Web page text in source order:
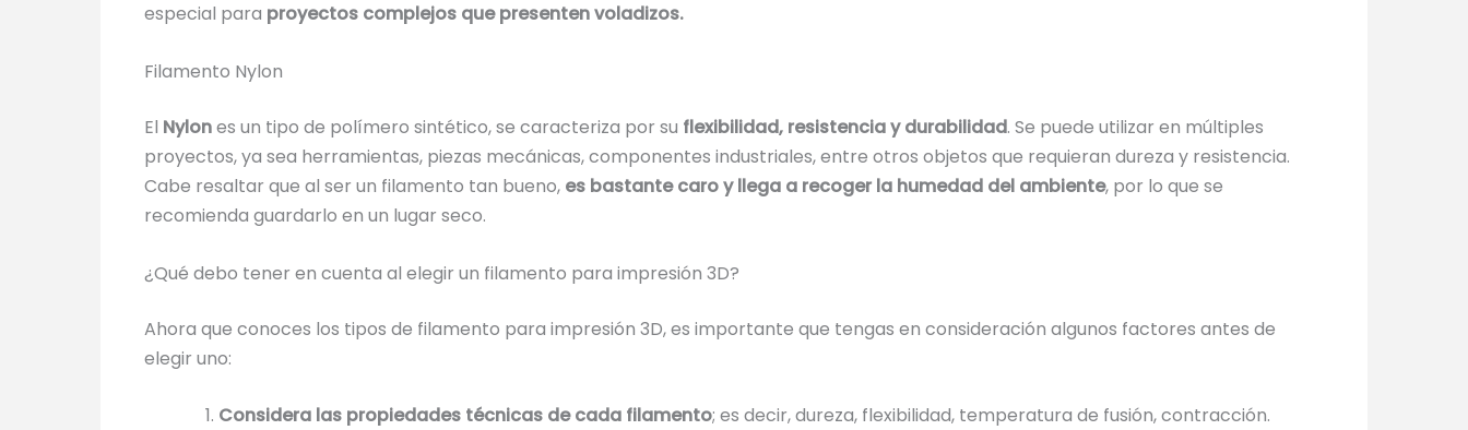
especial para proyectos complejos que presenten voladizos.
Filamento Nylon
El Nylones un tipo de polímero sintético, se caracteriza por su flexibilidad, resistencia y durabilidad. Se puede utilizar en múltiples
proyectos, ya sea herramientas, piezas mecánicas, componentes industriales, entre otros objetos que requieran dureza y resistencia.
Cabe resaltar que al ser un filamento tan bueno, es bastante caro y llega a recoger la humedad del ambiente, por lo que se
recomienda guardarlo en un lugar seco.
¿Qué debo tener en cuenta al elegir un filamento para impresión 3D?
Ahora que conoces los tipos de filamento para impresión 3D, es importante que tengas en consideración algunos factores antes de
elegir uno:
Considera las propiedades técnicas de cada filamento; es decir, dureza, flexibilidad, temperatura de fusión, contracción.